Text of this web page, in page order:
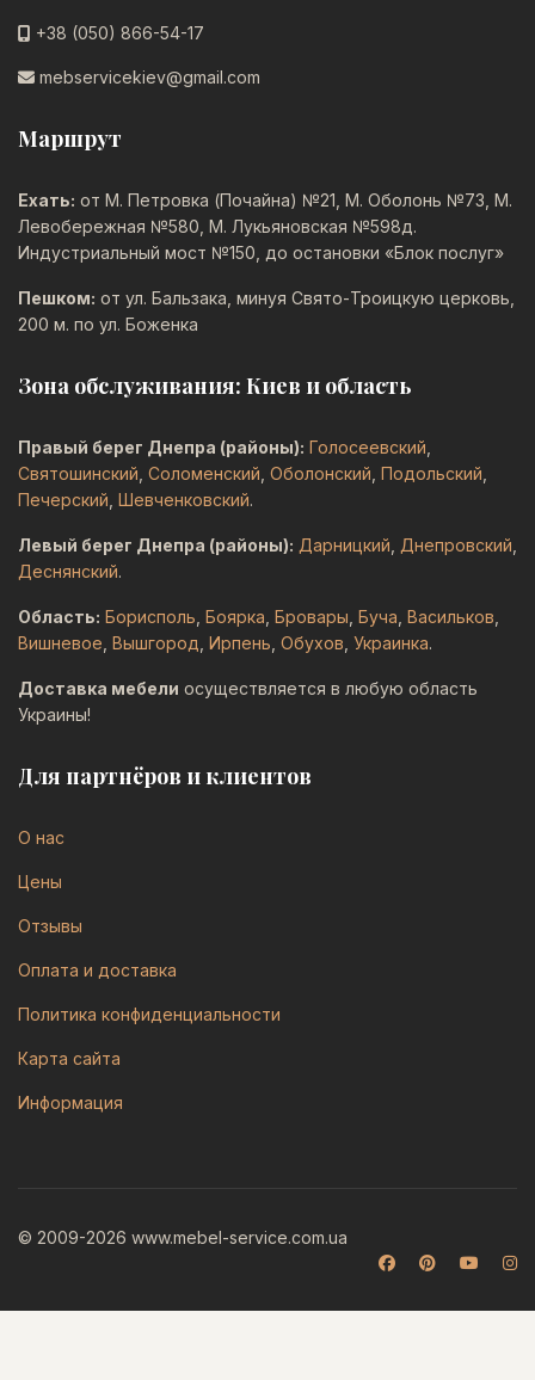
+38 (050) 866-54-17
mebservicekiev@gmail.com
Маршрут
Ехать: от М. Петровка (Почайна) №21, М. Оболонь №73, М.
Левобережная №580, М. Лукьяновская №598д.
Индустриальный мост №150, до остановки «Блок послуг»
Пешком: от ул. Бальзака, минуя Свято-Троицкую церковь,
200 м. по ул. Боженка
Зона обслуживания: Киев и область
Правый берег Днепра (районы): Голосеевский
Святошинский Соломенский Оболонский Подольский
Печерский Шевченковский.
Левый берег Днепра (районы): Дарницкий Днепровский
Деснянский.
Область: Борисполь Боярка Бровары Буча Васильков
Вишневое Вышгород Ирпень Обухов Украинка.
Доставка мебели осуществляется в любую область
Украины!
Для партнёров и клиентов
О нас
Цены
Отзывы
Оплата и доставка
Политика конфиденциальности
Карта сайта
Информация
© 2009-2026 www.mebel-service.com.ua